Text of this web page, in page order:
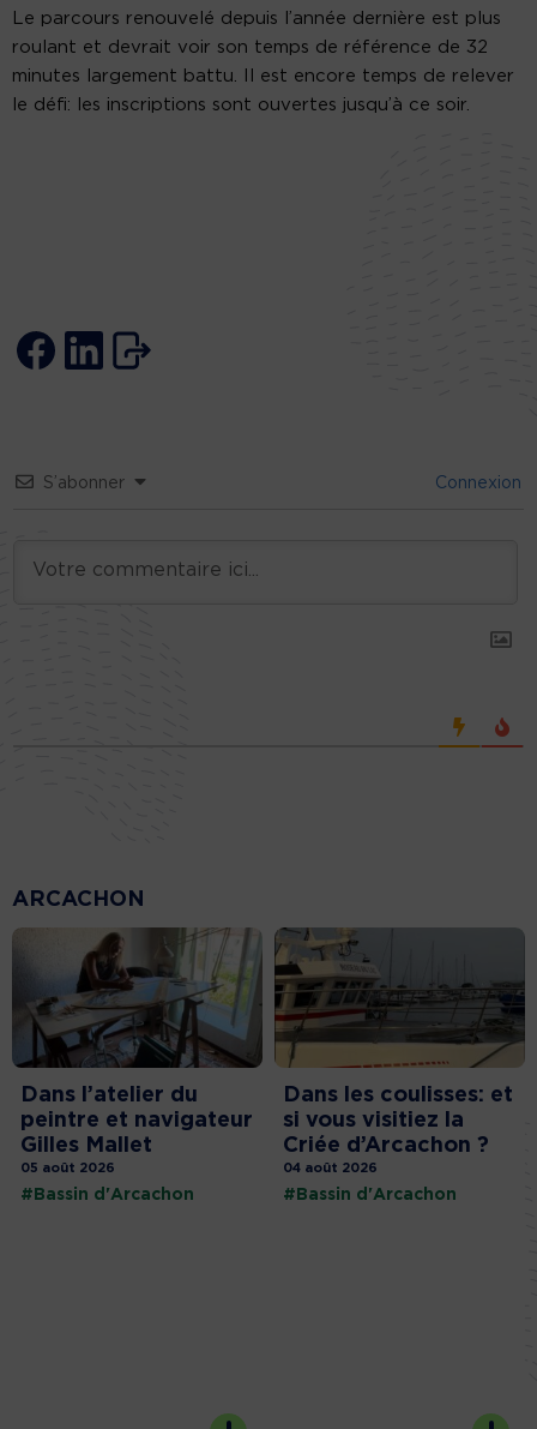
Le parcours renouvelé depuis l’année dernière est plus
roulant et devrait voir son temps de référence de 32
minutes largement battu. Il est encore temps de relever
le défi: les inscriptions sont ouvertes jusqu’à ce soir.
S’abonner Connexion
ARCACHON
Dans l’atelier du
peintre et navigateur
Gilles Mallet
05 août 2026
#Bassin d'Arcachon
Dans les coulisses: et
si vous visitiez la
Criée d’Arcachon ?
04 août 2026
#Bassin d'Arcachon